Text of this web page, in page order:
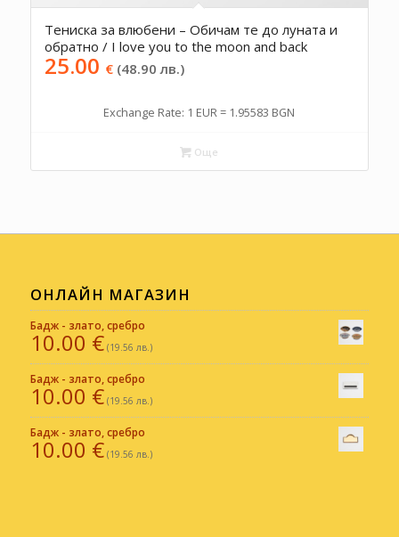
Тениска за влюбени – Обичам те до луната и
обратно / I love you to the moon and back
25.00 €(48.90 лв.)
Exchange Rate: 1 EUR = 1.95583 BGN
Още
ОНЛАЙН МАГАЗИН
Бадж - злато, сребро
10.00 €(19.56 лв.)
Бадж - злато, сребро
10.00 €(19.56 лв.)
Бадж - злато, сребро
10.00 €(19.56 лв.)